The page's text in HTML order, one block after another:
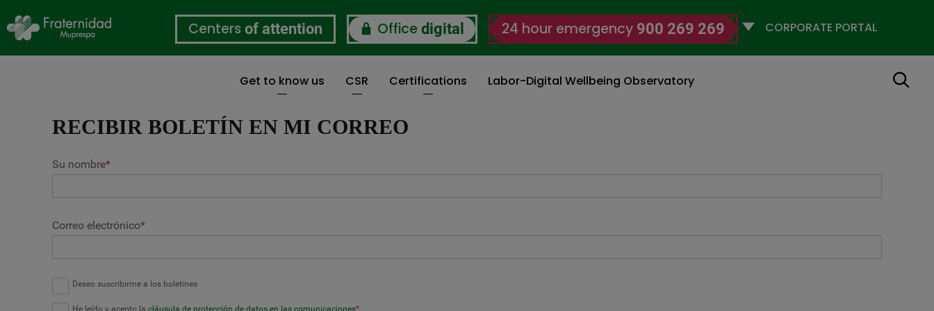
Centers of attention Office digital 24 hour emergency 900 269 269
Selecciona
Get to know us CSR Certifications Labor-Digital Wellbeing Observatory Search
RECIBIR BOLETÍN EN MI CORREO
Su nombre*
Correo electrónico*
Deseo suscribirme a los boletines
He leído y acepto la cláusula de protección de datos en las comunicaciones*